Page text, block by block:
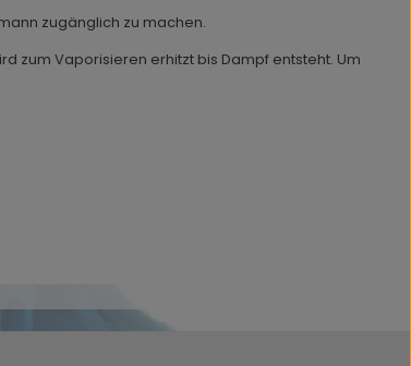
zugänglich zu machen.
zum Vaporisieren erhitzt bis Dampf entsteht. Um